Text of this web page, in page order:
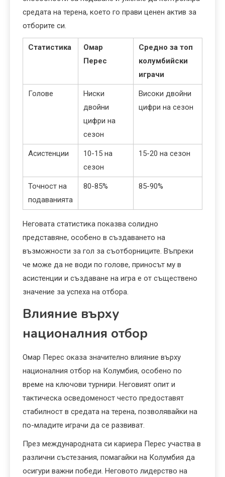
средата на терена, което го прави ценен актив за
отборите си.
Статистика
Омар
Перес
Средно за топ
колумбийски
играчи
Голове
Ниски
двойни
цифри на
сезон
Високи двойни
цифри на сезон
Асистенции
10-15 на
сезон
15-20 на сезон
Точност на
подаванията
80-85% 85-90%
Неговата статистика показва солидно
представяне, особено в създаването на
възможности за гол за съотборниците. Въпреки
че може да не води по голове, приносът му в
асистенции и създаване на игра е от съществено
значение за успеха на отбора.
Влияние върху
националния отбор
Омар Перес оказа значително влияние върху
националния отбор на Колумбия, особено по
време на ключови турнири. Неговият опит и
тактическа осведоменост често предоставят
стабилност в средата на терена, позволявайки на
по-младите играчи да се развиват.
През международната си кариера Перес участва в
различни състезания, помагайки на Колумбия да
осигури важни победи. Неговото лидерство на